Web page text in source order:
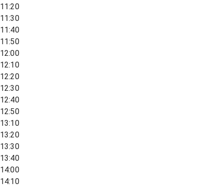
11:20
11:30
11:40
11:50
12:00
12:10
12:20
12:30
12:40
12:50
13:10
13:20
13:30
13:40
14:00
14:10